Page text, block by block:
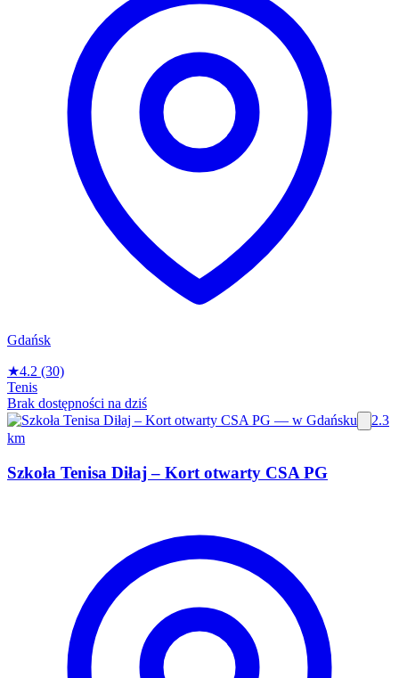
Gdańsk
★4.2 (30)
Tenis
Brak dostępności na dziś
2.3
km
Szkoła Tenisa Diłaj – Kort otwarty CSA PG